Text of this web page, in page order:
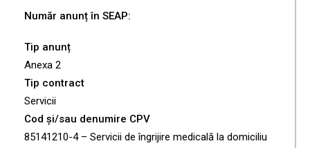
Număr anunț în SEAP:
Tip anunț
Anexa 2
Tip contract
Servicii
Cod și/sau denumire CPV
85141210-4 – Servicii de îngrijire medicală la domiciliu